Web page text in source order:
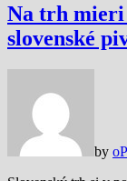
Na trh
slovenské
by